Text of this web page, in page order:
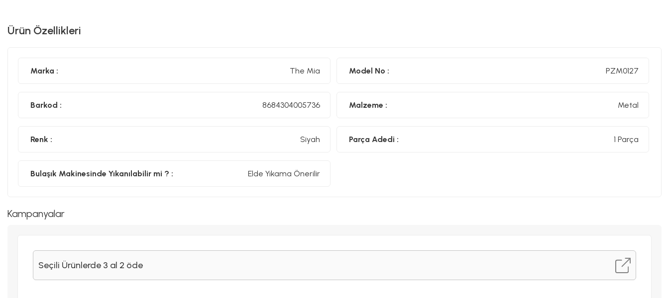
Ürün Özellikleri
Marka : The Mia Model No : PZM0127
Barkod : 8684304005736 Malzeme : Metal
Renk : Siyah Parça Adedi : 1 Parça
Bulaşık Makinesinde Yıkanılabilir mi ? : Elde Yıkama Önerilir
Kampanyalar
Seçili Ürünlerde 3 al 2 öde